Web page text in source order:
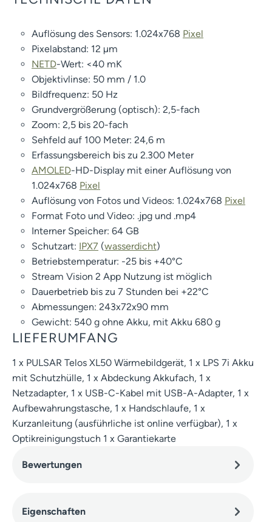
Auflösung des Sensors: 1.024x768 Pixel
Pixelabstand: 12 µm
NETD-Wert: <40 mK
Objektivlinse: 50 mm / 1.0
Bildfrequenz: 50 Hz
Grundvergrößerung (optisch): 2,5-fach
Zoom: 2,5 bis 20-fach
Sehfeld auf 100 Meter: 24,6 m
Erfassungsbereich bis zu 2.300 Meter
AMOLED-HD-Display mit einer Auflösung von
1.024x768 Pixel
Auflösung von Fotos und Videos: 1.024x768 Pixel
Format Foto und Video: .jpg und .mp4
Interner Speicher: 64 GB
Schutzart: IPX7 (wasserdicht)
Betriebstemperatur: -25 bis +40°C
Stream Vision 2 App Nutzung ist möglich
Dauerbetrieb bis zu 7 Stunden bei +22°C
Abmessungen: 243x72x90 mm
Gewicht: 540 g ohne Akku, mit Akku 680 g
LIEFERUMFANG
1 x PULSAR Telos XL50 Wärmebildgerät, 1 x LPS 7i Akku
mit Schutzhülle, 1 x Abdeckung Akkufach, 1 x
Netzadapter, 1 x USB-C-Kabel mit USB-A-Adapter, 1 x
Aufbewahrungstasche, 1 x Handschlaufe, 1 x
Kurzanleitung (ausführliche ist online verfügbar), 1 x
Optikreinigungstuch 1 x Garantiekarte
Bewertungen
Eigenschaften